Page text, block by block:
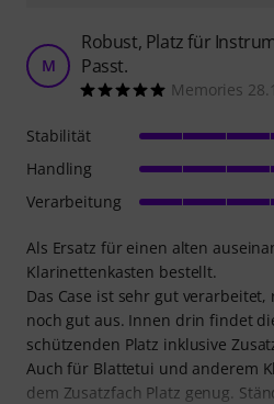
M
Robust, Platz für
Passt.
Memories
Als Ersatz für einen alten
Klarinettenkasten bestellt.
Das Case ist sehr gut
noch gut aus. Innen drin findet
schützenden Platz inklusive
Auch für Blattetui und anderem
dem Zusatzfach Platz genug.
Stabilität
Handling
Verarbeitung